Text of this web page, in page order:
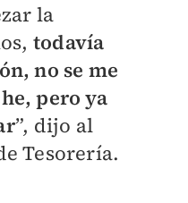
la
todavía
no se me
pero ya
”, dijo al
Tesorería.